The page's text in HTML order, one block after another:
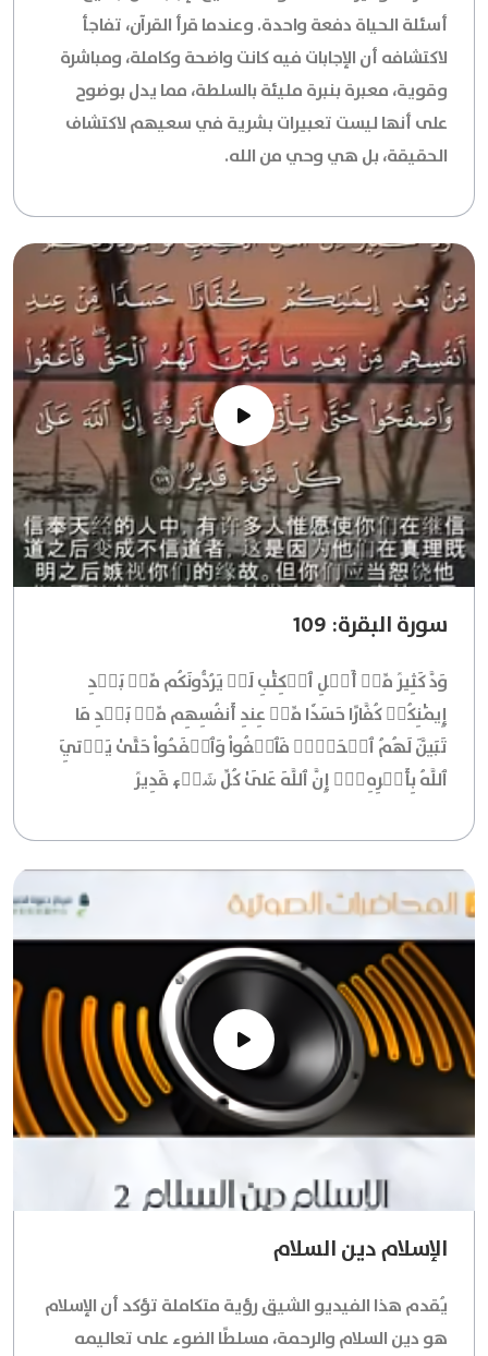
أسئلة الحياة دفعة واحدة. وعندما قرأ القرآن، تفاجأ
لاكتشافه أن الإجابات فيه كانت واضحة وكاملة، ومباشرة
وقوية، معبرة بنبرة مليئة بالسلطة، مما يدل بوضوح
على أنها ليست تعبيرات بشرية في سعيهم لاكتشاف
الحقيقة، بل هي وحي من الله.
سورة البقرة: 109
وَدَّ كَثِيرٞ مِّنۡ أَهۡلِ ٱلۡكِتَٰبِ لَوۡ يَرُدُّونَكُم مِّنۢ بَعۡدِ
إِيمَٰنِكُمۡ كُفَّارًا حَسَدٗا مِّنۡ عِندِ أَنفُسِهِم مِّنۢ بَعۡدِ مَا
تَبَيَّنَ لَهُمُ ٱلۡحَقُّۖ فَٱعۡفُواْ وَٱصۡفَحُواْ حَتَّىٰ يَأۡتِيَ
ٱللَّهُ بِأَمۡرِهِۦٓۗ إِنَّ ٱللَّهَ عَلَىٰ كُلِّ شَيۡءٖ قَدِيرٞ
الإسلام دين السلام
يُقدم هذا الفيديو الشيق رؤية متكاملة تؤكد أن الإسلام
هو دين السلام والرحمة، مسلطًا الضوء على تعاليمه